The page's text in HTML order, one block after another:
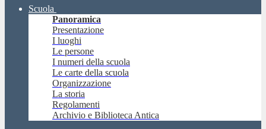
Scuola
Panoramica
Presentazione
I luoghi
Le persone
I numeri della scuola
Le carte della scuola
Organizzazione
La storia
Regolamenti
Archivio e Biblioteca Antica